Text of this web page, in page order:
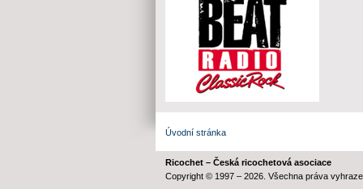
Úvodní stránka
Ricochet – Česká ricochetová asociace
Copyright © 1997 – 2026. Všechna práva